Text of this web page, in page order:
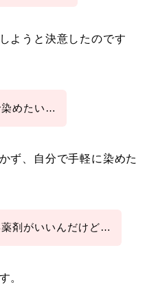
ようと決意したのです
染めたい…
ず、自分で手軽に染めた
剤がいいんだけど…
。